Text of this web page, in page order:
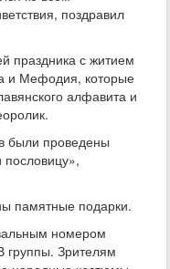
поздравил
праздника с житием
и Мефодия, которые
алфавита и
были проведены
памятные подарки.
номером
группы. Зрителям